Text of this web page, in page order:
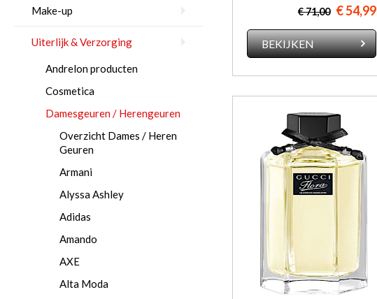
Make-up
Uiterlijk & Verzorging
Andrelon producten
Cosmetica
Damesgeuren / Herengeuren
Overzicht Dames / Heren
Geuren
Armani
Alyssa Ashley
Adidas
Amando
AXE
Al­ta Mo­da
€ 71,00 € 54,99
BEKIJKEN